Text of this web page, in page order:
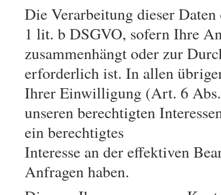
Die Verarbeitung dieser
1 lit. b DSGVO, sofern Ihre
zusammenhängt oder zur
erforderlich ist. In allen
Ihrer Einwilligung (Art. 6
unseren berechtigten
ein berechtigtes
Interesse an der effektiven
Anfragen haben.